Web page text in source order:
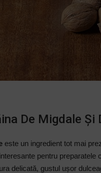
De Migdale
este un ingredient tot mai
pentru
delicată, gustul ușor